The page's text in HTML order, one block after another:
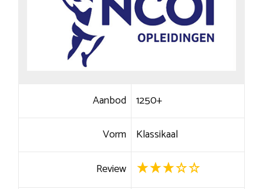
Aanbod 1250+
Vorm Klassikaal
Review